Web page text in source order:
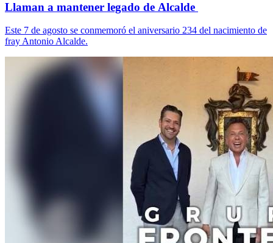
Llaman a mantener legado de Alcalde
Este 7 de agosto se conmemoró el aniversario 234 del nacimiento de
fray Antonio Alcalde.